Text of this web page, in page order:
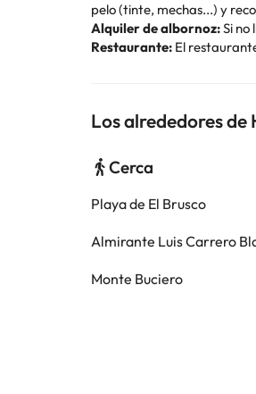
pelo (tinte, mechas...) y
Alquiler de albornoz:Si no
Restaurante: El
Los alrededores
Cerca
Playa de El Brusco
Almirante Luis Carrero
Monte Buciero